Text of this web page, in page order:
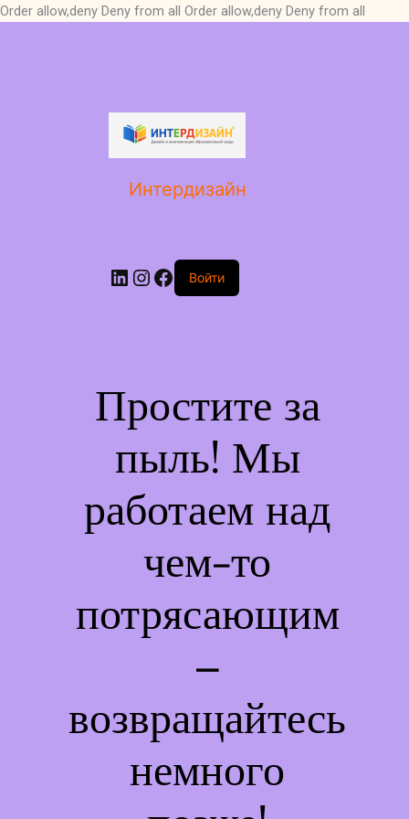
Order allow,deny Deny from all Order allow,deny Deny from all
Интердизайн
LinkedIn
Instagram
Facebook
Войти
Простите за
пыль! Мы
работаем над
чем-то
потрясающим
–
возвращайтесь
немного